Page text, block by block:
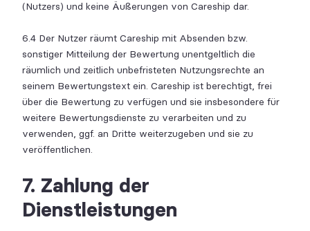
(Nutzers) und keine Äußerungen von Careship dar.
6.4 Der Nutzer räumt Careship mit Absenden bzw.
sonstiger Mitteilung der Bewertung unentgeltlich die
räumlich und zeitlich unbefristeten Nutzungsrechte an
seinem Bewertungstext ein. Careship ist berechtigt, frei
über die Bewertung zu verfügen und sie insbesondere für
weitere Bewertungsdienste zu verarbeiten und zu
verwenden, ggf. an Dritte weiterzugeben und sie zu
veröffentlichen.
7. Zahlung der
Dienstleistungen